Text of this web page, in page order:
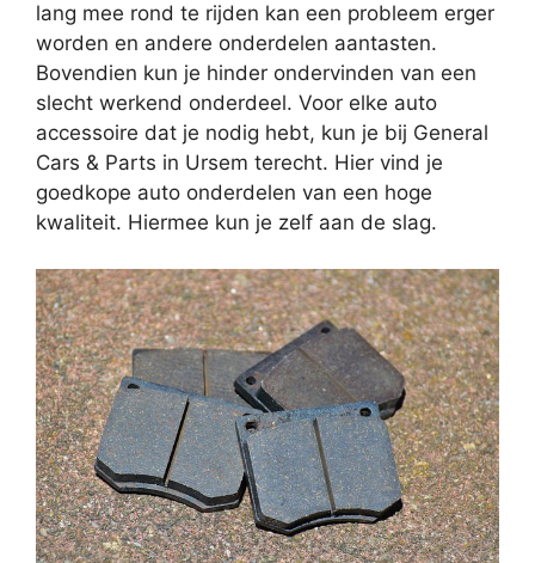
lang mee rond te rijden kan een probleem erger
worden en andere onderdelen aantasten.
Bovendien kun je hinder ondervinden van een
slecht werkend onderdeel. Voor elke auto
accessoire dat je nodig hebt, kun je bij General
Cars & Parts in Ursem terecht. Hier vind je
goedkope auto onderdelen van een hoge
kwaliteit. Hiermee kun je zelf aan de slag.